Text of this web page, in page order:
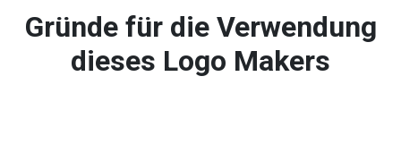
Gründe für die Verwendung
dieses Logo Makers